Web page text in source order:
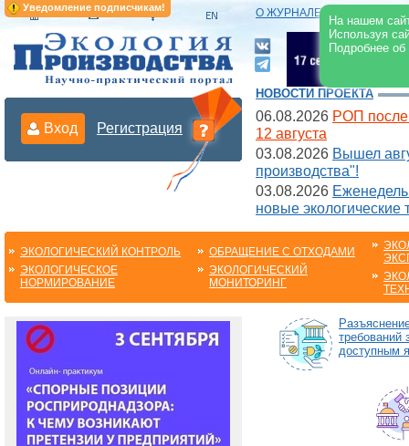
Уведомление подписчикам!
На нашем
Используя
Подробнее
О ЖУРНАЛЕ |
Вход Регистрация
НОВОСТИ ПРОЕКТА
06.08.2026 РОП после
12 августа
03.08.2026 Вышел
производства"!
03.08.2026
новые экологические
ЭКОЛОГИЧЕСКИЙ КОНТРОЛЬ
ЭКОЛОГИЧЕСКОЕ
НОРМИРОВАНИЕ
ОБРАЩЕНИЕ С ОТХОДАМИ
ЭКОЛОГИЧЕСКИЙ
МОНИТОРИНГ
требований
доступным